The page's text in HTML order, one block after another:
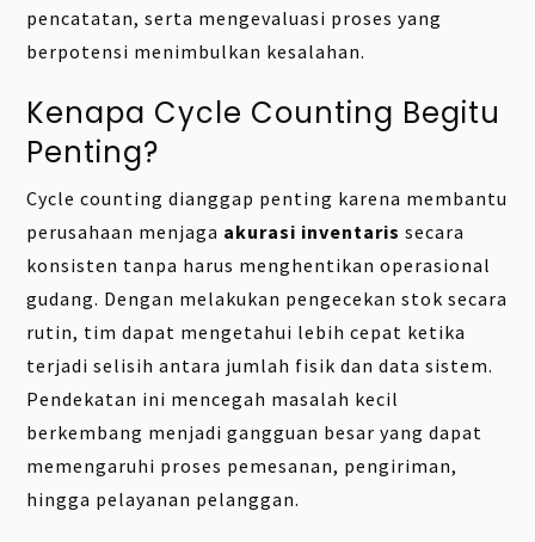
pencatatan, serta mengevaluasi proses yang
berpotensi menimbulkan kesalahan.
Kenapa Cycle Counting Begitu
Penting?
Cycle counting dianggap penting karena membantu
perusahaan menjaga akurasi inventaris secara
konsisten tanpa harus menghentikan operasional
gudang. Dengan melakukan pengecekan stok secara
rutin, tim dapat mengetahui lebih cepat ketika
terjadi selisih antara jumlah fisik dan data sistem.
Pendekatan ini mencegah masalah kecil
berkembang menjadi gangguan besar yang dapat
memengaruhi proses pemesanan, pengiriman,
hingga pelayanan pelanggan.